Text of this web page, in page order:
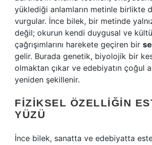
yüklediği anlamların metinle birlikte
vurgular. İnce bilek, bir metinde
değil; okurun kendi duygusal ve
çağrışımlarını harekete geçiren bir
gelir. Burada genetik, biyolojik bir
olmaktan çıkar ve edebiyatın çoğul
yeniden şekillenir.
FIZIKSEL ÖZELLIĞIN
YÜZÜ
İnce bilek, sanatta ve edebiyatta